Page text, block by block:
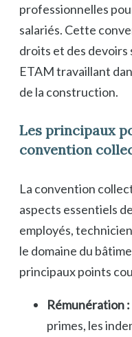
professionnelles
salariés. Cette
droits et des devoirs
ETAM travaillant
de la construction.
Les principaux
convention
La convention
aspects essentiels
employés,
le domaine du
principaux points
Rémunération :
primes, les